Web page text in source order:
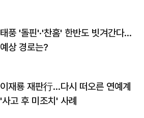
태풍 '돌핀'·'찬홈' 한반도 빗겨간다…
예상 경로는?
이재룡 재판行…다시 떠오른 연예계
'사고 후 미조치' 사례